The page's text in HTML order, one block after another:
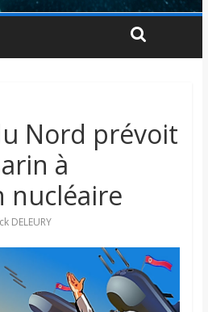
Nord prévoit
à
nucléaire
DELEURY